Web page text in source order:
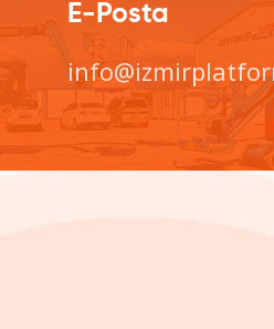
E-Posta